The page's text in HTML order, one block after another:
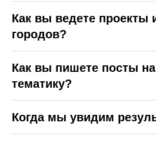
Как вы ведете проекты
городов?
Как вы пишете посты
тематику?
Когда мы увидим